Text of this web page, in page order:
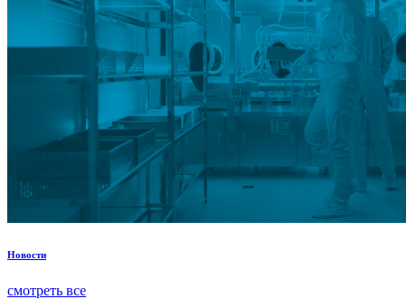
Новости
смотреть все